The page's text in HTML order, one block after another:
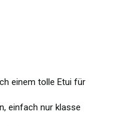
einem tolle Etui für
einfach nur klasse